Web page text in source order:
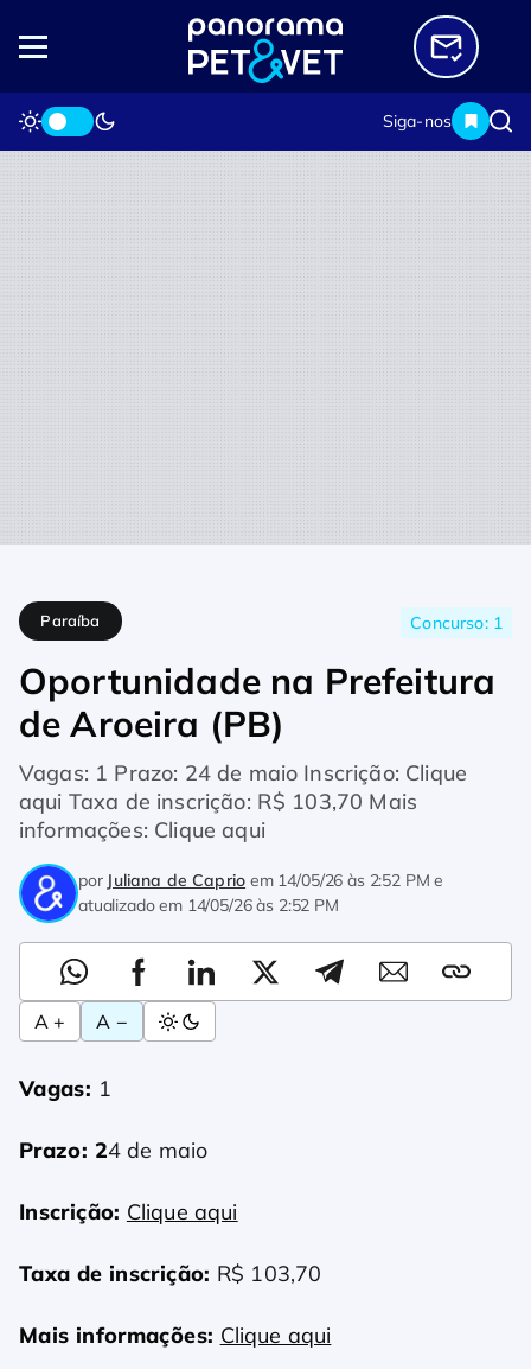
Siga-nos
Home Concursos Oportunidade na Prefeitura de Aroeira
Paraíba Concurso: 1
Oportunidade na Prefeitura
de Aroeira (PB)
Vagas: 1 Prazo: 24 de maio Inscrição: Clique
aqui Taxa de inscrição: R$ 103,70 Mais
informações: Clique aqui
por Juliana de Caprio em 14/05/26 às 2:52 PMe
atualizado em 14/05/26 às 2:52 PM
A + A −
Vagas: 1
Prazo: 24 de maio
Inscrição: Clique aqui
Taxa de inscrição: R$ 103,70
Mais informações: Clique aqui